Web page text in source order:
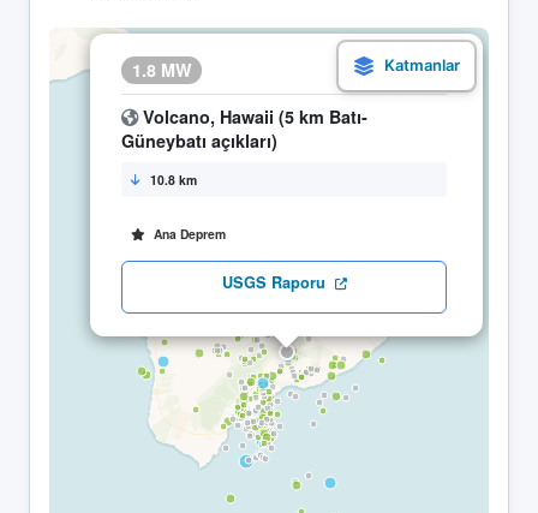
1.8 MW 29.04 04:04
Volcano, Hawaii (5 km Batı-
Güneybatı açıkları)
10.8 km
Ana Deprem
USGS Raporu
×